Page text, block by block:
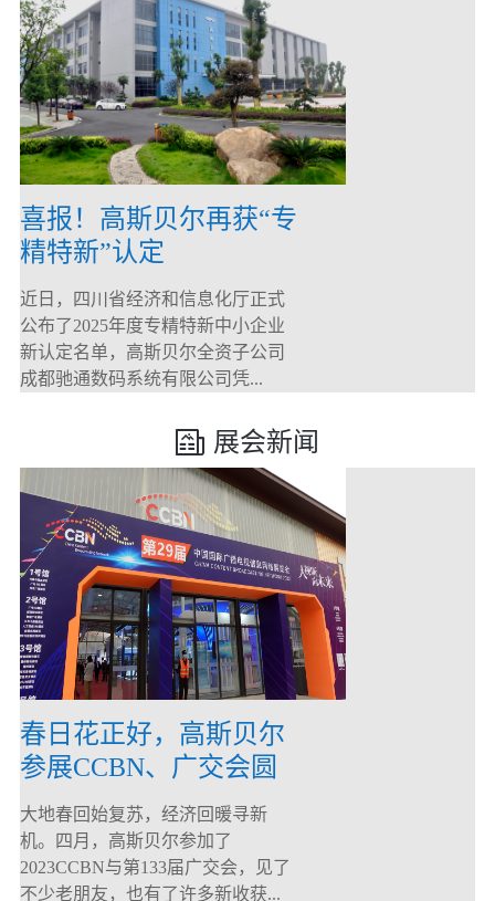
喜报！高斯贝尔再获“专
精特新”认定
近日，四川省经济和信息化厅正式
公布了2025年度专精特新中小企业
新认定名单，高斯贝尔全资子公司
成都驰通数码系统有限公司凭...
展会新闻
春日花正好，高斯贝尔
参展CCBN、广交会圆
满落幕！
大地春回始复苏，经济回暖寻新
机。四月，高斯贝尔参加了
2023CCBN与第133届广交会，见了
不少老朋友，也有了许多新收获...